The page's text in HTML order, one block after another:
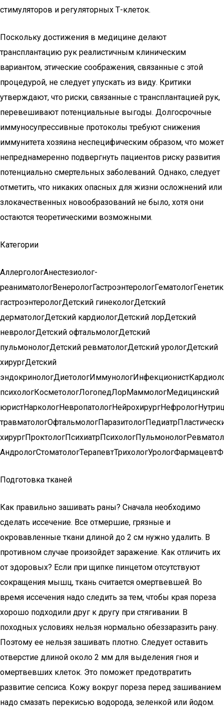
стимуляторов и регуляторных Т-клеток.
Поскольку достижения в медицине делают
трансплантацию рук реалистичным клиническим
вариантом, этические соображения, связанные с этой
процедурой, не следует упускать из виду. Критики
утверждают, что риски, связанные с трансплантацией рук,
перевешивают потенциальные выгоды. Долгосрочные
иммуносупрессивные протоколы требуют снижения
иммунитета хозяина неспецифическим образом, что может
непреднамеренно подвергнуть пациентов риску развития
потенциально смертельных заболеваний. Однако, следует
отметить, что никаких опасных для жизни осложнений или
злокачественных новообразований не было, хотя они
остаются теоретическими возможными.
Категории
АллергологАнестезиолог-
гастроэнтерологДетский гинекологДетский
дерматологДетский кардиологДетский лорДетский
неврологДетский офтальмологДетский
пульмонологДетский ревматологДетский урологДетский
хирургДетский
психологКосметологЛогопедЛорМаммологМедицинский
Подготовка тканей
Как правильно зашивать раны? Сначала необходимо
сделать иссечение. Все отмершие, грязные и
окровавленные ткани длиной до 2 см нужно удалить. В
противном случае произойдет заражение. Как отличить их
от здоровых? Если при щипке пинцетом отсутствуют
сокращения мышц, ткань считается омертвевшей. Во
время иссечения надо следить за тем, чтобы края пореза
хорошо подходили друг к другу при стягивании. В
походных условиях нельзя нормально обеззаразить рану.
Поэтому ее нельзя зашивать плотно. Следует оставить
отверстие длиной около 2 мм для выделения гноя и
омертвевших клеток. Это поможет предотвратить
развитие сепсиса. Кожу вокруг пореза перед зашиванием
надо смазать перекисью водорода, зеленкой или йодом.